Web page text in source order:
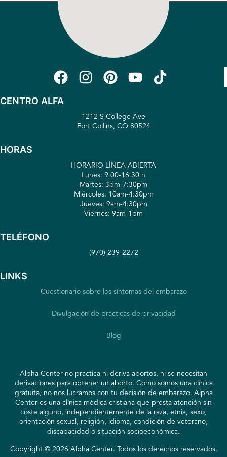
CENTRO ALFA
1212 S College Ave
Fort Collins, CO 80524
HORAS
HORARIO LÍNEA ABIERTA
Lunes: 9.00-16.30 h
Martes: 3pm-7:30pm
Miércoles: 10am-4:30pm
Jueves: 9am-4:30pm
Viernes: 9am-1pm
TELÉFONO
(970) 239-2272
LINKS
Cuestionario sobre los síntomas del embarazo
Divulgación de prácticas de privacidad
Blog
Alpha Center no practica ni deriva abortos, ni se necesitan
derivaciones para obtener un aborto. Como somos una clínica
gratuita, no nos lucramos con tu decisión de embarazo. Alpha
Center es una clínica médica cristiana que presta atención sin
coste alguno, independientemente de la raza, etnia, sexo,
orientación sexual, religión, idioma, condición de veterano,
discapacidad o situación socioeconómica.
Copyright © 2026 Alpha Center. Todos los derechos reservados.